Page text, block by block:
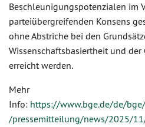
Beschleunigungspotenzialen im
parteiübergreifenden Konsens
ohne Abstriche bei den
Wissenschaftsbasiertheit und
erreicht werden.
Mehr
Info: https://www.bge.de/de/
/pressemitteilung/news/2025/